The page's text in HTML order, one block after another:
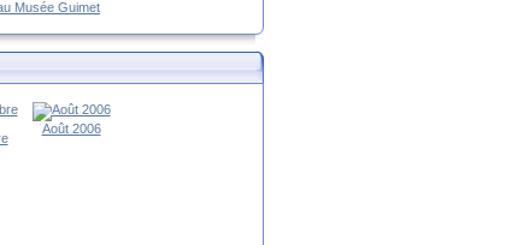
Musée Guimet
Août 2006